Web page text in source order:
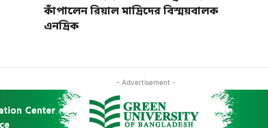
কাঁপালেন রিয়াল মাদ্রিদের বিস্ময়বালক
এনদ্রিক
- Advertisement -